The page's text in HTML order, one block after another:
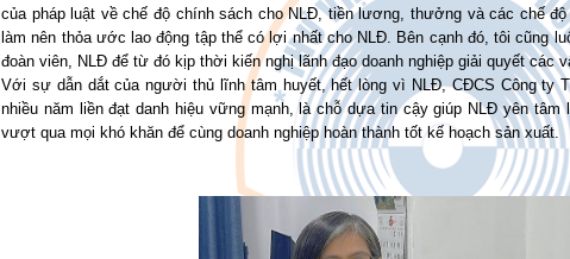
của pháp luật về chế độ chính sách cho NLĐ, tiền lương, thưởng và các chế
làm nên thỏa ước lao động tập thể có lợi nhất cho NLĐ. Bên cạnh đó, tôi cũng
đoàn viên, NLĐ để từ đó kịp thời kiến nghị lãnh đạo doanh nghiệp giải quyết các
Với sự dẫn dắt của người thủ lĩnh tâm huyết, hết lòng vì NLĐ, CĐCS Công ty
nhiều năm liền đạt danh hiệu vững mạnh, là chỗ dựa tin cậy giúp NLĐ yên tâm
vượt qua mọi khó khăn để cùng doanh nghiệp hoàn thành tốt kế hoạch sản xuất.